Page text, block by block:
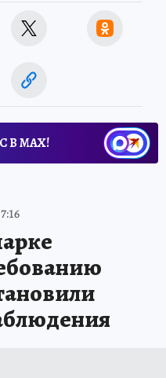
В МАХ!